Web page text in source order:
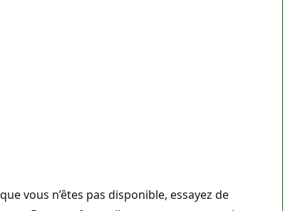
vous n’êtes pas disponible, essayez de